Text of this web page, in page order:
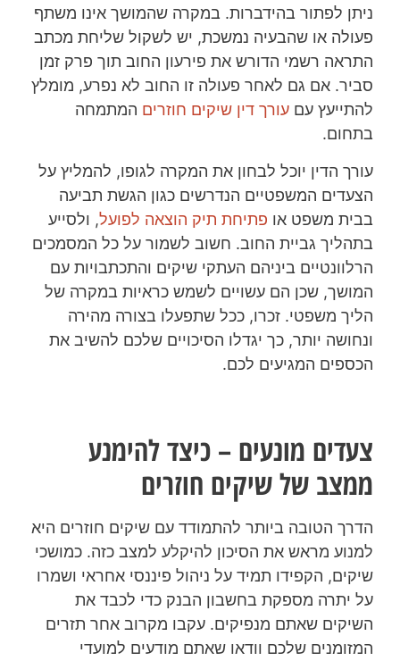
ניתן לפתור בהידברות. במקרה שהמושך אינו משתף
פעולה או שהבעיה נמשכת, יש לשקול שליחת מכתב
התראה רשמי הדורש את פירעון החוב תוך פרק זמן
סביר. אם גם לאחר פעולה זו החוב לא נפרע, מומלץ
להתייעץ עם עורך דין שיקים חוזרים המתמחה
בתחום.
עורך הדין יוכל לבחון את המקרה לגופו, להמליץ על
הצעדים המשפטיים הנדרשים כגון הגשת תביעה
בבית משפט או פתיחת תיק הוצאה לפועל, ולסייע
בתהליך גביית החוב. חשוב לשמור על כל המסמכים
הרלוונטיים ביניהם העתקי שיקים והתכתבויות עם
המושך, שכן הם עשויים לשמש כראיות במקרה של
הליך משפטי. זכרו, ככל שתפעלו בצורה מהירה
ונחושה יותר, כך יגדלו הסיכויים שלכם להשיב את
הכספים המגיעים לכם.
צעדים מונעים – כיצד להימנע
ממצב של שיקים חוזרים
הדרך הטובה ביותר להתמודד עם שיקים חוזרים היא
למנוע מראש את הסיכון להיקלע למצב כזה. כמושכי
שיקים, הקפידו תמיד על ניהול פיננסי אחראי ושמרו
על יתרה מספקת בחשבון הבנק כדי לכבד את
השיקים שאתם מנפיקים. עקבו מקרוב אחר תזרים
המזומנים שלכם וודאו שאתם מודעים למועדי